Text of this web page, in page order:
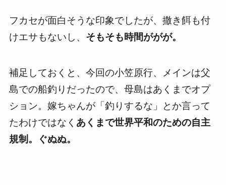
フカセが面白そうな印象でしたが、撒き餌も付
けエサもないし、 そもそも時間ががが。
補足しておくと、今回の小笠原行、メインは父
島での船釣りだったので、母島はあくまでオプ
ション。嫁ちゃんが「釣りするな」とか言って
たわけではなく あくまで世界平和のための自主
規制。ぐぬぬ。